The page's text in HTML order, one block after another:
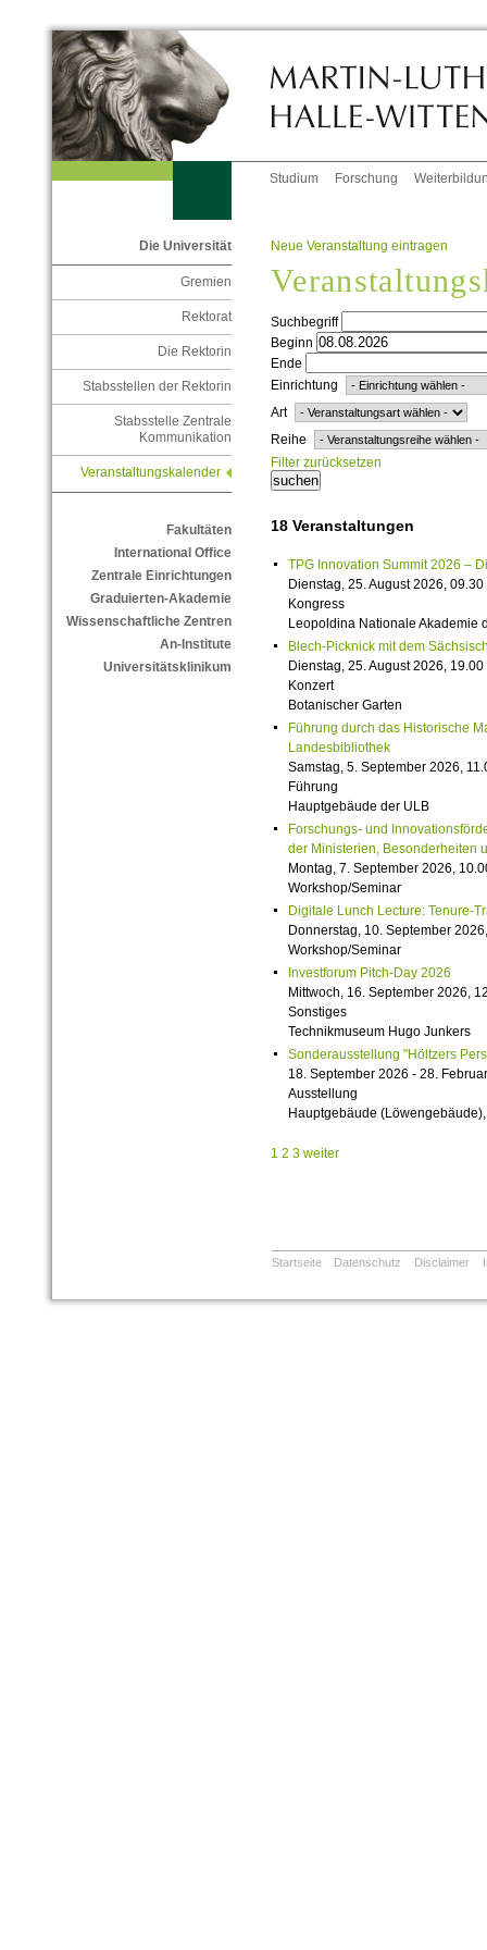
Studium Forschung
Die Universität
Gremien
Rektorat
Die Rektorin
Stabsstellen der Rektorin
Stabsstelle Zentrale
Kommunikation
Veranstaltungskalender
Fakultäten
International Office
Zentrale Einrichtungen
Graduierten-Akademie
Wissenschaftliche Zentren
An-Institute
Universitätsklinikum
Neue Veranstaltung eintragen
Suchbegriff
Beginn
Ende
Einrichtung
Art
Reihe
Filter zurücksetzen
18 Veranstaltungen
TPG Innovation Summit 2026 –
Dienstag, 25. August 2026,
Kongress
Leopoldina Nationale Akademie
Blech-Picknick mit dem
Dienstag, 25. August 2026,
Konzert
Botanischer Garten
Führung durch das Historische
Landesbibliothek
Samstag, 5. September 2026,
Führung
Hauptgebäude der ULB
Forschungs- und
der Ministerien, Besonderheiten
Montag, 7. September 2026,
Workshop/Seminar
Digitale Lunch Lecture: Tenure-
Donnerstag, 10. September
Workshop/Seminar
Investforum Pitch-Day 2026
Mittwoch, 16. September 2026,
Sonstiges
Technikmuseum Hugo Junkers
Sonderausstellung "Höltzers
18. September 2026 - 28.
Ausstellung
Hauptgebäude
1 2 3 weiter
Startseite Datenschutz Disclaimer